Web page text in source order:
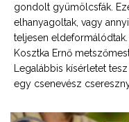
gondolt gyümölcsfák.
elhanyagoltak, vagy
teljesen
Kosztka Ernő
Legalábbis kísérletet
egy csenevész